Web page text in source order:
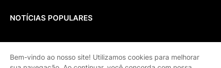
NOTÍCIAS POPULARES
Bem-vindo ao nosso site! Utilizamos cookies para melhorar